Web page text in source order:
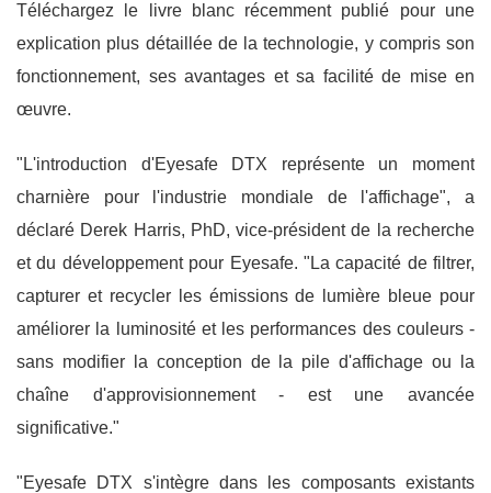
Téléchargez le livre blanc récemment publié pour une
explication plus détaillée de la technologie, y compris son
fonctionnement, ses avantages et sa facilité de mise en
œuvre.
"L'introduction d'Eyesafe DTX représente un moment
charnière pour l'industrie mondiale de l'affichage", a
déclaré Derek Harris, PhD, vice-président de la recherche
et du développement pour Eyesafe. "La capacité de filtrer,
capturer et recycler les émissions de lumière bleue pour
améliorer la luminosité et les performances des couleurs -
sans modifier la conception de la pile d'affichage ou la
chaîne d'approvisionnement - est une avancée
significative."
"Eyesafe DTX s'intègre dans les composants existants